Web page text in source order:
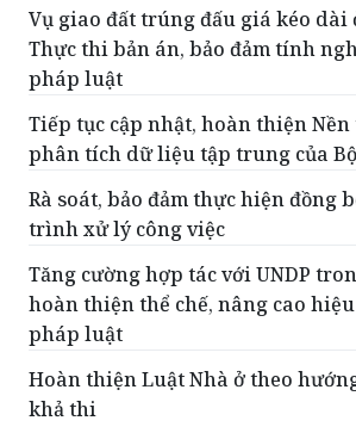
Vụ giao đất trúng đấu giá kéo dài
Thực thi bản án, bảo đảm tính
pháp luật
Tiếp tục cập nhật, hoàn thiện
phân tích dữ liệu tập trung của
Rà soát, bảo đảm thực hiện đồng
trình xử lý công việc
Tăng cường hợp tác với UNDP
hoàn thiện thể chế, nâng cao
pháp luật
Hoàn thiện Luật Nhà ở theo
khả thi